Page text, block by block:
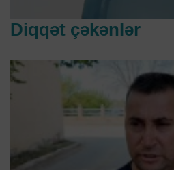
Diqqət çəkənlər